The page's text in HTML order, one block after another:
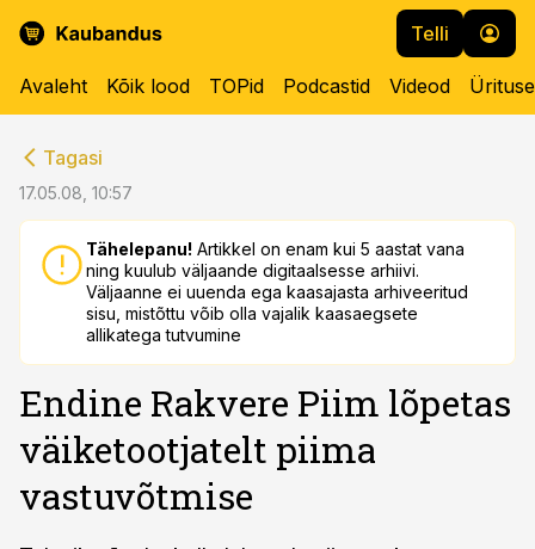
Telli
Avaleht Kõik lood TOPid Podcastid Videod
Tagasi
17.05.08, 10:57
Tähelepanu! Artikkel on enam kui 5 aastat vana
ning kuulub väljaande digitaalsesse arhiivi.
Väljaanne ei uuenda ega kaasajasta arhiveeritud
sisu, mistõttu võib olla vajalik kaasaegsete
allikatega tutvumine
Endine Rakvere Piim lõpetas
väiketootjatelt piima
vastuvõtmise